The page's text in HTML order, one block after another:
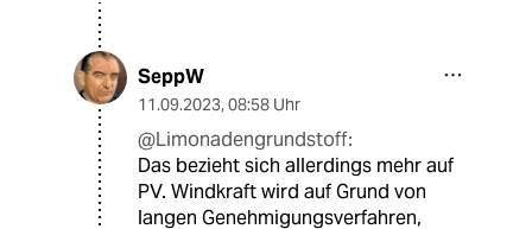
SeppW
11.09.2023, 08:58 Uhr
@Limonadengrundstoff:
Das bezieht sich allerdings mehr auf
PV. Windkraft wird auf Grund von
langen Genehmigungsverfahren,